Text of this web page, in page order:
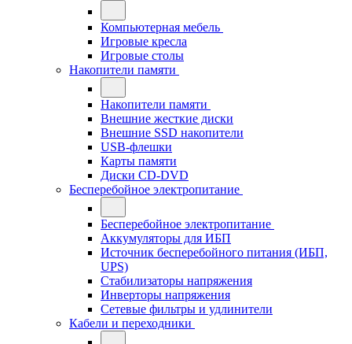
Компьютерная мебель
Игровые кресла
Игровые столы
Накопители памяти
Накопители памяти
Внешние жесткие диски
Внешние SSD накопители
USB-флешки
Карты памяти
Диски CD-DVD
Бесперебойное электропитание
Бесперебойное электропитание
Аккумуляторы для ИБП
Источник бесперебойного питания (ИБП,
UPS)
Стабилизаторы напряжения
Инверторы напряжения
Сетевые фильтры и удлинители
Кабели и переходники